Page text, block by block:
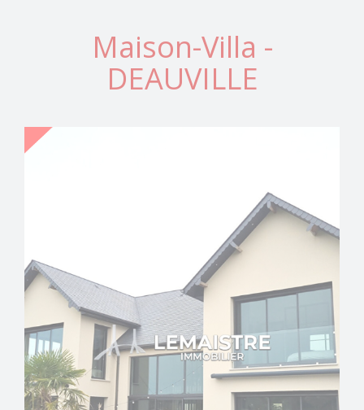
Maison-Villa -
DEAUVILLE